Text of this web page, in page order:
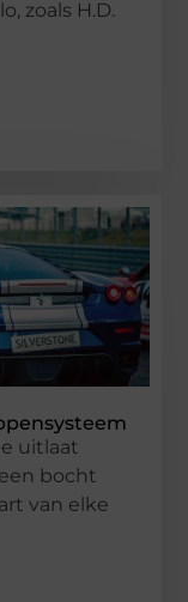
zoals H.D.
uitlaat
bocht
van elke